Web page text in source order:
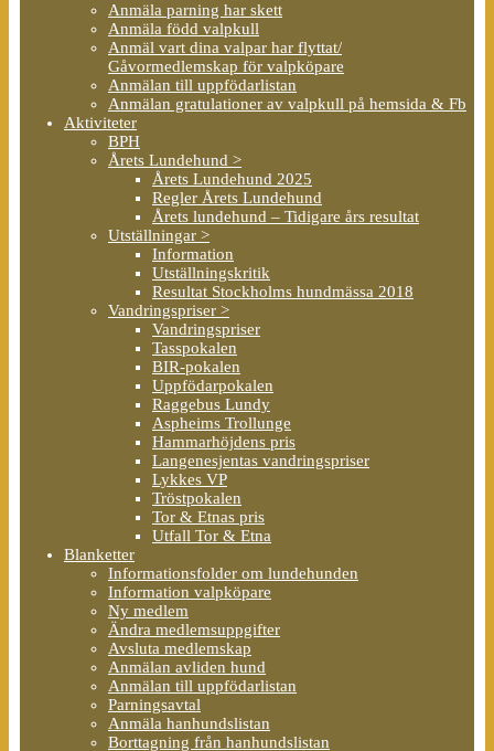
Anmäla parning har skett
Anmäla född valpkull
Anmäl vart dina valpar har flyttat/
Gåvormedlemskap för valpköpare
Anmälan till uppfödarlistan
Anmälan gratulationer av valpkull på hemsida & Fb
Aktiviteter
BPH
Årets Lundehund >
Årets Lundehund 2025
Regler Årets Lundehund
Årets lundehund – Tidigare års resultat
Utställningar >
Information
Utställningskritik
Resultat Stockholms hundmässa 2018
Vandringspriser >
Vandringspriser
Tasspokalen
BIR-pokalen
Uppfödarpokalen
Raggebus Lundy
Aspheims Trollunge
Hammarhöjdens pris
Langenesjentas vandringspriser
Lykkes VP
Tröstpokalen
Tor & Etnas pris
Utfall Tor & Etna
Blanketter
Informationsfolder om lundehunden
Information valpköpare
Ny medlem
Ändra medlemsuppgifter
Avsluta medlemskap
Anmälan avliden hund
Anmälan till uppfödarlistan
Parningsavtal
Anmäla hanhundslistan
Borttagning från hanhundslistan